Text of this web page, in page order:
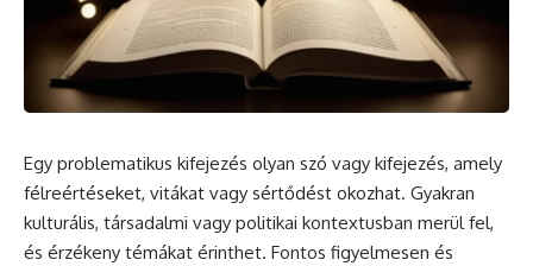
Egy problematikus kifejezés olyan szó vagy kifejezés, amely
félreértéseket, vitákat vagy sértődést okozhat. Gyakran
kulturális, társadalmi vagy politikai kontextusban merül fel,
és érzékeny témákat érinthet. Fontos figyelmesen és